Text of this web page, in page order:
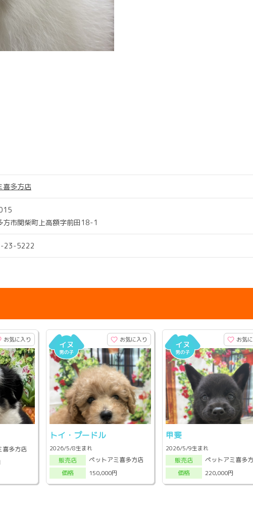
喜多方店
方市関柴町上高額字前田18-1
23-5222
お気に入り
喜多方店
お気に入り
トイ・プードル
2026/5/8生まれ
販売店
ペットアミ喜多方店
価格
150,000円
お気
甲斐
2026/5/9生まれ
販売店
ペットアミ喜多
価格
220,000円